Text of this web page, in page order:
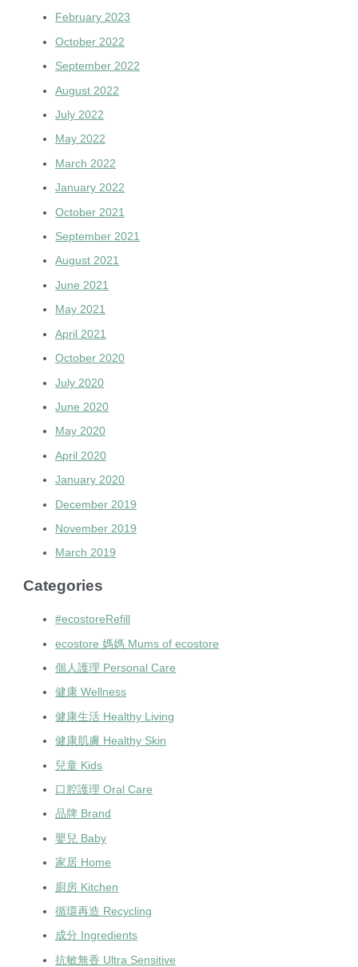
February 2023
October 2022
September 2022
August 2022
July 2022
May 2022
March 2022
January 2022
October 2021
September 2021
August 2021
June 2021
May 2021
April 2021
October 2020
July 2020
June 2020
May 2020
April 2020
January 2020
December 2019
November 2019
March 2019
Categories
#ecostoreRefill
ecostore 媽媽 Mums of ecostore
個人護理 Personal Care
健康 Wellness
健康生活 Healthy Living
健康肌膚 Healthy Skin
兒童 Kids
口腔護理 Oral Care
品牌 Brand
嬰兒 Baby
家居 Home
廚房 Kitchen
循環再造 Recycling
成分 Ingredients
抗敏無香 Ultra Sensitive